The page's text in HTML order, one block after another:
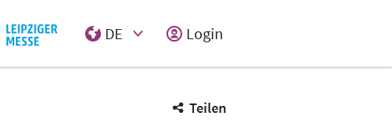
DE
Login
Teilen